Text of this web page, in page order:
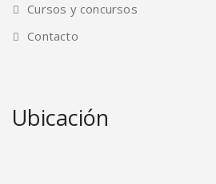
Cursos y concursos
Contacto
Ubicación